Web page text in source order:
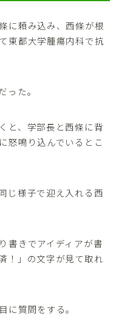
に頼み込み、西條が根
東都大学腫瘍内科で抗
った。
と、学部長と西條に背
怒鳴り込んでいるとこ
じ様子で迎え入れる西
書きでアイディアが書
！」の文字が見て取れ
に質問をする。